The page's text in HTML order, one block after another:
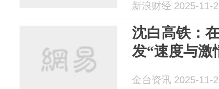
新浪财经 2025-11-
沈白高铁：
发“速度与激
金台资讯 2025-11-